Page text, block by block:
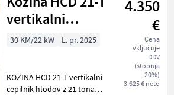
flacher / schräger Spal
vertikalni
cepilnik hlodov
4.350
€
Cena
vključuje
DDV
(stopnja
20%)
3.625 € neto
30 KM/22 kW L. pr. 2025
KOZINA HCD 21-T vertikalni
cepilnik hlodov z 21 tonami